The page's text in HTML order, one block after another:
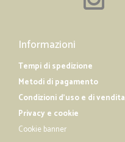
Informazioni
Tempi di spedizione
Metodi di pagamento
Condizioni d'uso e di vendita
Privacy e cookie
Cookie banner